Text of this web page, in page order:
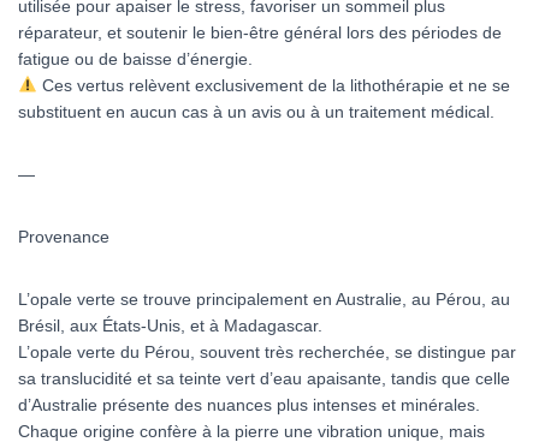
utilisée pour apaiser le stress, favoriser un sommeil plus
réparateur, et soutenir le bien-être général lors des périodes de
fatigue ou de baisse d’énergie.
Ces vertus relèvent exclusivement de la lithothérapie et ne se
substituent en aucun cas à un avis ou à un traitement médical.
—
Provenance
L’opale verte se trouve principalement en Australie, au Pérou, au
Brésil, aux États-Unis, et à Madagascar.
L’opale verte du Pérou, souvent très recherchée, se distingue par
sa translucidité et sa teinte vert d’eau apaisante, tandis que celle
d’Australie présente des nuances plus intenses et minérales.
Chaque origine confère à la pierre une vibration unique, mais